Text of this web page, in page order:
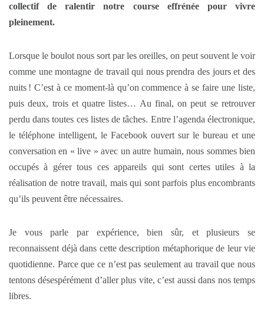
collectif de ralentir notre course effrénée pour vivre
pleinement.
Lorsque le boulot nous sort par les oreilles, on peut souvent le voir
comme une montagne de travail qui nous prendra des jours et des
nuits ! C’est à ce moment-là qu’on commence à se faire une liste,
puis deux, trois et quatre listes… Au final, on peut se retrouver
perdu dans toutes ces listes de tâches. Entre l’agenda électronique,
le téléphone intelligent, le Facebook ouvert sur le bureau et une
conversation en « live » avec un autre humain, nous sommes bien
occupés à gérer tous ces appareils qui sont certes utiles à la
réalisation de notre travail, mais qui sont parfois plus encombrants
qu’ils peuvent être nécessaires.
Je vous parle par expérience, bien sûr, et plusieurs se
reconnaissent déjà dans cette description métaphorique de leur vie
quotidienne. Parce que ce n’est pas seulement au travail que nous
tentons désespérément d’aller plus vite, c’est aussi dans nos temps
libres.